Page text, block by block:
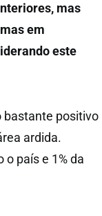
mas
em
este
bastante positivo
ardida.
país e 1% da